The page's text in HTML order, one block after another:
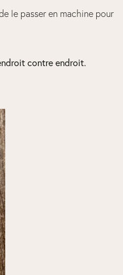
le passer en machine pour
contre endroit.